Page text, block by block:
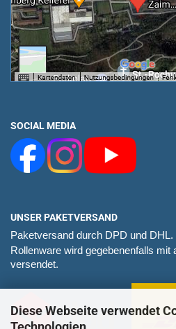
Diese Webseite verwendet
SOCIAL MEDIA
UNSER PAKETVERSAND
Paketversand durch DPD und DHL.
Rollenware wird gegebenenfalls mit
versendet.